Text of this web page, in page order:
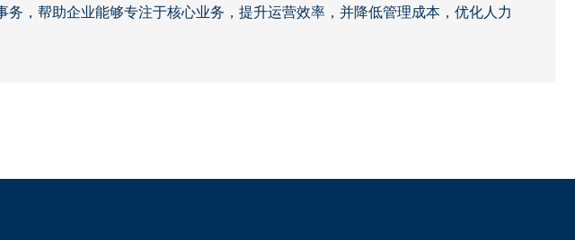
，帮助企业能够专注于核心业务，提升运营效率，并降低管理成本，优化人力